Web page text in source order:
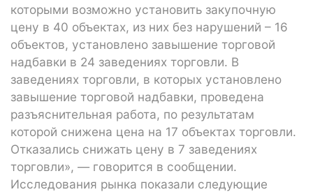
которыми возможно установить закупочную
цену в 40 объектах, из них без нарушений – 16
объектов, установлено завышение торговой
надбавки в 24 заведениях торговли. В
заведениях торговли, в которых установлено
завышение торговой надбавки, проведена
разъяснительная работа, по результатам
которой снижена цена на 17 объектах торговли.
Отказались снижать цену в 7 заведениях
торговли», — говорится в сообщении.
Исследования рынка показали следующие